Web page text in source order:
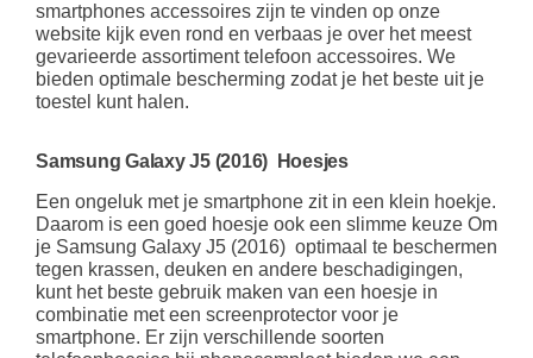
smartphones accessoires zijn te vinden op onze
website kijk even rond en verbaas je over het meest
gevarieerde assortiment telefoon accessoires. We
bieden optimale bescherming zodat je het beste uit je
toestel kunt halen.
Samsung Galaxy J5 (2016) Hoesjes
Een ongeluk met je smartphone zit in een klein hoekje.
Daarom is een goed hoesje ook een slimme keuze Om
je Samsung Galaxy J5 (2016) optimaal te beschermen
tegen krassen, deuken en andere beschadigingen,
kunt het beste gebruik maken van een hoesje in
combinatie met een screenprotector voor je
smartphone. Er zijn verschillende soorten